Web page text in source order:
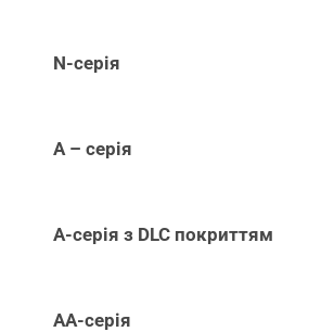
N-серія
А – серія
А-серія з DLC покриттям
АА-серія